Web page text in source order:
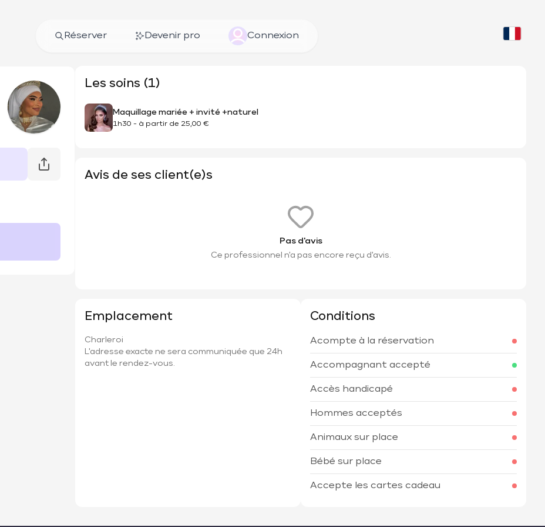
Réserver Devenir pro Connexion
Les soins (1)
Maquillage mariée + invité +naturel
1h30 - à partir de 25,00 €
Avis de ses client(e)s
Pas d'avis
Ce professionnel n'a pas encore reçu d'avis.
Emplacement
Charleroi
L'adresse exacte ne sera communiquée que 24h
avant le rendez-vous.
Conditions
Acompte à la réservation
Accompagnant accepté
Accès handicapé
Hommes acceptés
Animaux sur place
Bébé sur place
Accepte les cartes cadeau